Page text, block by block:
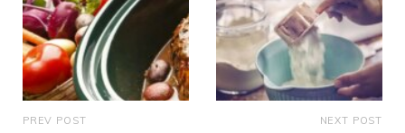
PREV POST NEXT POST